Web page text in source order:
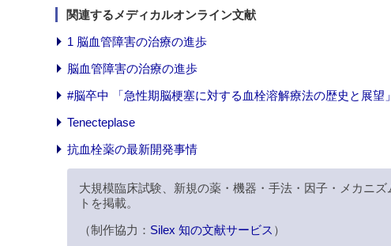
関連するメディカルオンライン文献
1 脳血管障害の治療の進歩
脳血管障害の治療の進歩
#脳卒中 「急性期脳梗塞に対する血栓溶解療法の歴史と展望」
Tenecteplase
抗血栓薬の最新開発事情
大規模臨床試験、新規の薬・機器・手法・因子・メカニ
トを掲載。
（制作協力： Silex 知の文献サービス ）